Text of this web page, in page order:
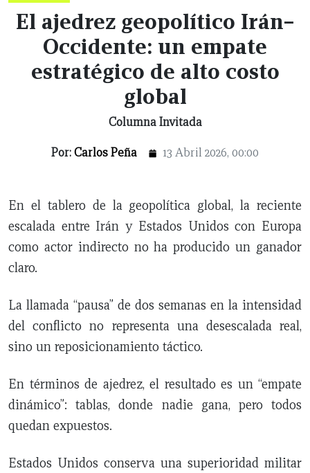
X
NUEVO
LEÓN
TAMAULIPAS
COAHUILA
NACIONAL
INTERNACIONAL
FINANZAS
OPINIÓN
DEPORTES
ESPECTÁCULOS
TENDENCIA
ESTILO
DE
PODCAST
CONTACTO
NEWSLETTER
HEMEROTECA
SUPLEMENTOS
El ajedrez geopolítico Irán–
Occidente: un empate
estratégico de alto costo
global
Columna Invitada
Por:Carlos Peña 13 Abril 2026, 00:00
En el tablero de la geopolítica global, la reciente
escalada entre Irán y Estados Unidos con Europa
como actor indirecto no ha producido un ganador
claro.
La llamada “pausa” de dos semanas en la intensidad
del conflicto no representa una desescalada real,
sino un reposicionamiento táctico.
En términos de ajedrez, el resultado es un “empate
dinámico”: tablas, donde nadie gana, pero todos
quedan expuestos.
Estados Unidos conserva una superioridad militar